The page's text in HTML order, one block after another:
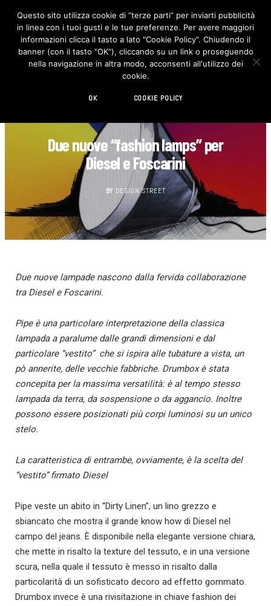
F
c
e
b
o
I
n
s
t
Due nuove “fashion lamps” per
Diesel e Foscarini
BY DESIGN STREET
Due nuove lampade nascono dalla fervida collaborazione
tra Diesel e Foscarini.
Pipe è una particolare interpretazione della classica
lampada a paralume dalle grandi dimensioni e dal
particolare “vestito” che si ispira alle tubature a vista, un
pò annerite, delle vecchie fabbriche. Drumbox è stata
concepita per la massima versatilità: è al tempo stesso
lampada da terra, da sospensione o da aggancio. Inoltre
possono essere posizionati più corpi luminosi su un unico
stelo.
La caratteristica di entrambe, ovviamente, è la scelta del
“vestito” firmato Diesel
Pipe veste un abito in “Dirty Linen”, un lino grezzo e
sbiancato che mostra il grande know how di Diesel nel
campo del jeans. È disponibile nella elegante versione chiara,
che mette in risalto la texture del tessuto, e in una versione
scura, nella quale il tessuto è messo in risalto dalla
particolarità di un sofisticato decoro ad effetto gommato.
Drumbox invece è una rivisitazione in chiave fashion dei
Questo sito utilizza cookie di “terze parti” per inviarti pubblicità
in linea con i tuoi gusti e le tue preferenze. Per avere maggiori
informazioni clicca il tasto a lato "Cookie Policy". Chiudendo il
banner (con il tasto "OK"), cliccando su un link o proseguendo
nella navigazione in altra modo, acconsenti all'utilizzo dei
cookie.
OK COOKIE POLICY